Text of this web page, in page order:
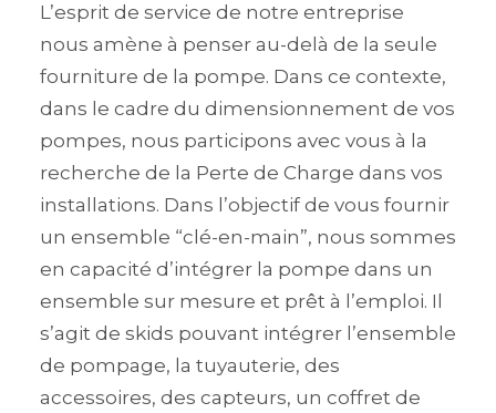
L’esprit de service de notre entreprise
nous amène à penser au-delà de la seule
fourniture de la pompe. Dans ce contexte,
dans le cadre du dimensionnement de vos
pompes, nous participons avec vous à la
recherche de la Perte de Charge dans vos
installations. Dans l’objectif de vous fournir
un ensemble “clé-en-main”, nous sommes
en capacité d’intégrer la pompe dans un
ensemble sur mesure et prêt à l’emploi. Il
s’agit de skids pouvant intégrer l’ensemble
de pompage, la tuyauterie, des
accessoires, des capteurs, un coffret de